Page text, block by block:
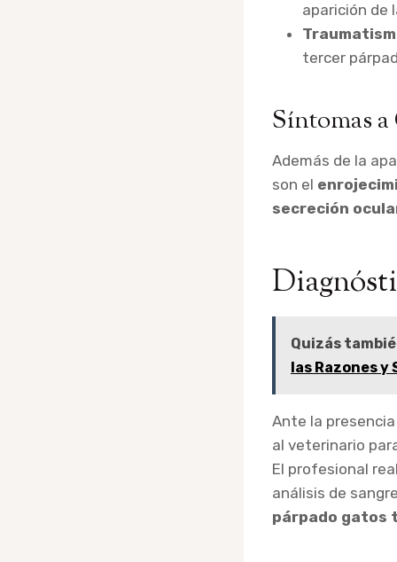
aparición de
tercer
Síntomas
Además de la
son el
secreción
Quizás
las Razones
Ante la
al veterinario
El profesional
análisis de
párpado gatos